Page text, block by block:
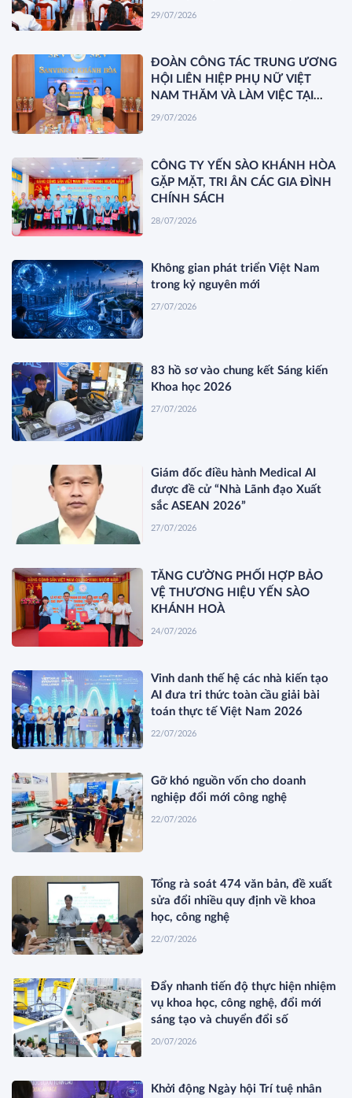
QUYẾT HỘI NGHỊ TRUNG ƯƠNG
29/07/2026
ĐOÀN CÔNG TÁC TRUNG ƯƠNG
HỘI LIÊN HIỆP PHỤ NỮ VIỆT
NAM THĂM VÀ LÀM VIỆC TẠI
YẾN SÀO KHÁNH HÒA
29/07/2026
CÔNG TY YẾN SÀO KHÁNH HÒA
GẶP MẶT, TRI ÂN CÁC GIA ĐÌNH
CHÍNH SÁCH
28/07/2026
Không gian phát triển Việt Nam
trong kỷ nguyên mới
27/07/2026
83 hồ sơ vào chung kết Sáng kiến
Khoa học 2026
27/07/2026
Giám đốc điều hành Medical AI
được đề cử “Nhà Lãnh đạo Xuất
sắc ASEAN 2026”
27/07/2026
TĂNG CƯỜNG PHỐI HỢP BẢO
VỆ THƯƠNG HIỆU YẾN SÀO
KHÁNH HOÀ
24/07/2026
Vinh danh thế hệ các nhà kiến tạo
AI đưa tri thức toàn cầu giải bài
toán thực tế Việt Nam 2026
22/07/2026
Gỡ khó nguồn vốn cho doanh
nghiệp đổi mới công nghệ
22/07/2026
Tổng rà soát 474 văn bản, đề xuất
sửa đổi nhiều quy định về khoa
học, công nghệ
22/07/2026
Đẩy nhanh tiến độ thực hiện nhiệm
vụ khoa học, công nghệ, đổi mới
sáng tạo và chuyển đổi số
20/07/2026
Khởi động Ngày hội Trí tuệ nhân